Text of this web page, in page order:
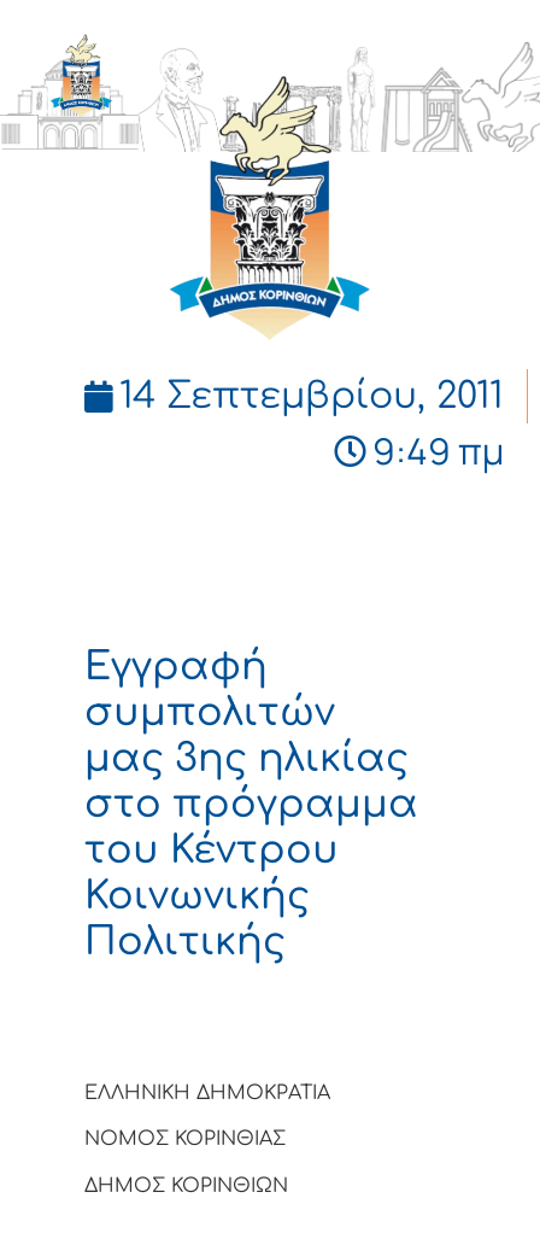
ΔΗΜΟΣ
ΚΟΡΙΝΘΙΩΝ
14 Σεπτεμβρίου, 2011
9:49 πμ
Εγγραφή
συμπολιτών
μας 3ης ηλικίας
στο πρόγραμμα
του Κέντρου
Κοινωνικής
Πολιτικής
ΕΛΛΗΝΙΚΗ ΔΗΜΟΚΡΑΤΙΑ
ΝΟΜΟΣ ΚΟΡΙΝΘΙΑΣ
ΔΗΜΟΣ ΚΟΡΙΝΘΙΩΝ